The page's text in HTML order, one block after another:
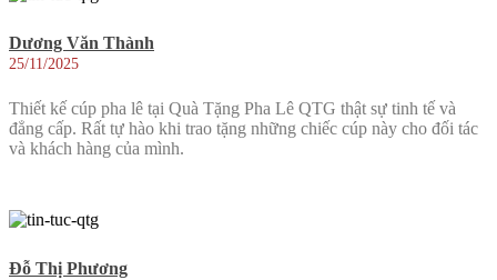
Dương Văn Thành
25/11/2025
Thiết kế cúp pha lê tại Quà Tặng Pha Lê QTG thật sự tinh tế và
đẳng cấp. Rất tự hào khi trao tặng những chiếc cúp này cho đối tác
và khách hàng của mình.
Đỗ Thị Phương